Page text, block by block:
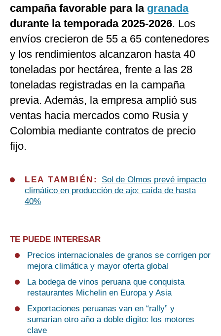
campaña favorable para la granada
durante la temporada 2025-2026. Los
envíos crecieron de 55 a 65 contenedores
y los rendimientos alcanzaron hasta 40
toneladas por hectárea, frente a las 28
toneladas registradas en la campaña
previa. Además, la empresa amplió sus
ventas hacia mercados como Rusia y
Colombia mediante contratos de precio
fijo.
LEA TAMBIÉN: Sol de Olmos prevé impacto
climático en producción de ajo: caída de hasta
40%
TE PUEDE INTERESAR
Precios internacionales de granos se corrigen por
mejora climática y mayor oferta global
La bodega de vinos peruana que conquista
restaurantes Michelin en Europa y Asia
Exportaciones peruanas van en “rally” y
sumarían otro año a doble dígito: los motores
clave